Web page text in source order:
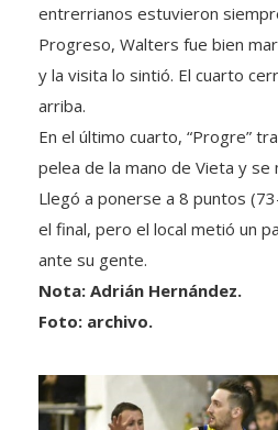
entrerrianos estuvieron
Progreso, Walters fue bien
y la visita lo sintió. El cuarto
arriba.
En el último cuarto, “Progre”
pelea de la mano de Vieta y
Llegó a ponerse a 8 puntos
el final, pero el local metió un
ante su gente.
Nota: Adrián Hernández.
Foto: archivo.